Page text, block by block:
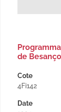
de
Cote
4Fi142
Date